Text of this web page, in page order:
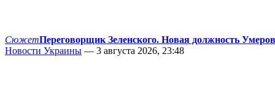
СюжетПереговорщик Зеленского. Новая должность
Новости Украины — 3 августа 2026, 23:48